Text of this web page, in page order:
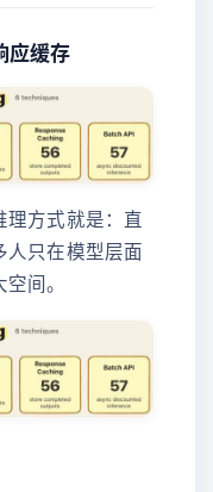
应缓存
理方式就是：直
人只在模型层面
间。